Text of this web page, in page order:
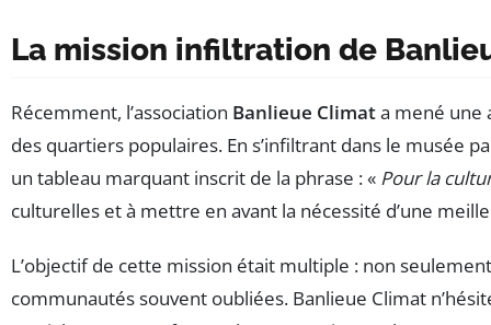
La mission infiltration de
Récemment, l’association Banlieue Climata mené une
des quartiers populaires. En s’infiltrant dans le musée
un tableau marquant inscrit de la phrase : « Pour la
culturelles et à mettre en avant la nécessité d’une
L’objectif de cette mission était multiple : non
communautés souvent oubliées. Banlieue Climat